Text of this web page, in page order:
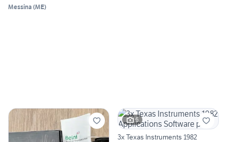
Messina (ME)
6
3x Texas Instruments 1982